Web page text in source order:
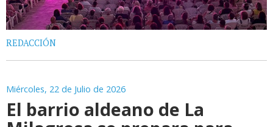
REDACCIÓN
Miércoles, 22 de Julio de 2026
El barrio aldeano de La